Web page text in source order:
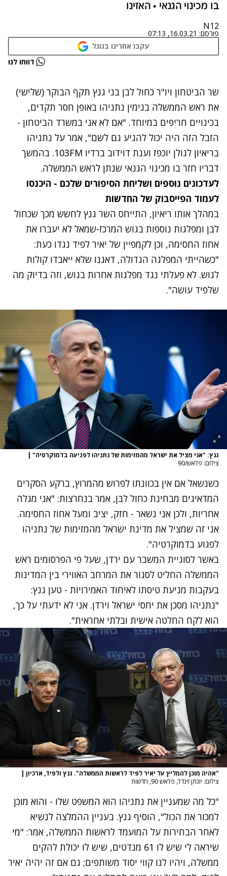
בו מכינוי הגנאי • האזינו
N12
פורסם: 16.03.21, 07:13
עקבו אחרינו בגוגל
נתקלנו בבעיה דווחו לנו
שר הביטחון ויו"ר כחול לבן בני גנץ תקף הבוקר (שלישי)
את ראש הממשלה בנימין נתניהו באופן חסר תקדים,
בכינויים חריפים במיוחד. "אם לא אני במשרד הביטחון -
הזבל הזה היה יכול להגיע גם לשם", אמר על נתניהו
בריאיון לגולן יוכפז וענת דוידוב ברדיו 103FM. בהמשך
דבריו חזר בו מכינוי הגנאי שנתן לראש הממשלה.
לעדכונים נוספים ושליחת הסיפורים שלכם - היכנסו
לעמוד הפייסבוק של החדשות
במהלך אותו ריאיון, התייחס השר גנץ לחשש מכך שכחול
לבן ומפלגות נוספות בגוש המרכז-שמאל לא יעברו את
אחוז החסימה, וכן לקמפיין של יאיר לפיד נגדו כעת:
"כשהייתי המפלגה הגדולה, דאגנו שלא ייאבדו קולות
לגוש. לא פעלתי נגד מפלגות אחרות בגוש, וזה בדיוק מה
שלפיד עושה".
גנץ: "אני מציל את ישראל מהמזימות של נתניהו לפגיעה בדמוקרטיה" |
צילום: פלאש/90
כשנשאל אם אין בכוונתו לפרוש מהמרוץ, ברקע הסקרים
המדאיגים מבחינת כחול לבן, אמר בנחרצות: "אני מגלה
אחריות, ולכן אני נשאר - חזק, יציב ומעל אחוז החסימה.
אני זה שמציל את מדינת ישראל מהמזימות של נתניהו
לפגוע בדמוקרטיה".
באשר לסוגיית המשבר עם ירדן, שעל פי הפרסומים ראש
הממשלה החליט לסגור את המרחב האווירי בין המדינות
בעקבות מניעת טיסתו לאיחוד האמירויות - טען גנץ:
"נתניהו מסכן את יחסי ישראל וירדן. אני לא ידעתי על כך,
הוא לקח החלטה אישית ובלתי אחראית".
"אהיה מוכן להמליץ על יאיר לפיד לראשות הממשלה". גנץ ולפיד, ארכיון |
צילום: יונתן זינדל, פלאש 90‎, חדשות
"כל מה שמעניין את נתניהו הוא המשפט שלו - והוא מוכן
למכור את הכול", הוסיף גנץ. בעניין ההמלצה לנשיא
לאחר הבחירות על המועמד לראשות הממשלה, אמר: "מי
שיראה לי שיש לו 61 מנדטים, שיש לו יכולת להקים
ממשלה, ויהיו לנו קווי יסוד משותפים; גם אם זה יהיה יאיר